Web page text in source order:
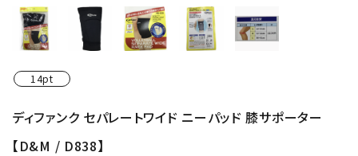
14pt
ディファンク セパレートワイド ニーパッド 膝サポーター
【D&M / D838】